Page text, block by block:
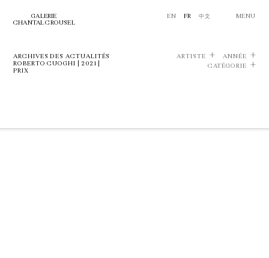
GALERIE
CHANTAL CROUSEL
EN FR 中文 MENU
ARCHIVES DES ACTUALITÉS
ROBERTO CUOGHI | 2021 |
PRIX
ARTISTE
ANNÉE
CATÉGORIE